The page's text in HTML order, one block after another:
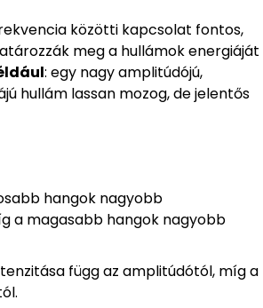
közötti kapcsolat fontos,
meg a hullámok energiáját
: egy nagy amplitúdójú,
hullám lassan mozog, de jelentős
hangok nagyobb
a magasabb hangok nagyobb
függ az amplitúdótól, míg a